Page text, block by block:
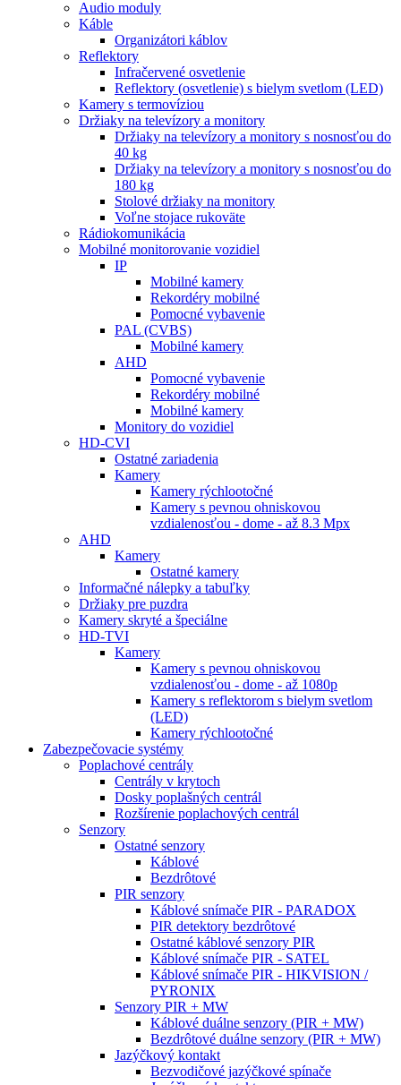
Audio moduly
Káble
Organizátori káblov
Reflektory
Infračervené osvetlenie
Reflektory (osvetlenie) s bielym svetlom (LED)
Kamery s termovíziou
Držiaky na televízory a monitory
Držiaky na televízory a monitory s nosnosťou do
40 kg
Držiaky na televízory a monitory s nosnosťou do
180 kg
Stolové držiaky na monitory
Voľne stojace rukoväte
Rádiokomunikácia
Mobilné monitorovanie vozidiel
IP
Mobilné kamery
Rekordéry mobilné
Pomocné vybavenie
PAL (CVBS)
Mobilné kamery
AHD
Pomocné vybavenie
Rekordéry mobilné
Mobilné kamery
Monitory do vozidiel
HD-CVI
Ostatné zariadenia
Kamery
Kamery rýchlootočné
Kamery s pevnou ohniskovou
vzdialenosťou - dome - až 8.3 Mpx
AHD
Kamery
Ostatné kamery
Informačné nálepky a tabuľky
Držiaky pre puzdra
Kamery skryté a špeciálne
HD-TVI
Kamery
Kamery s pevnou ohniskovou
vzdialenosťou - dome - až 1080p
Kamery s reflektorom s bielym svetlom
(LED)
Kamery rýchlootočné
Zabezpečovacie systémy
Poplachové centrály
Centrály v krytoch
Dosky poplašných centrál
Rozšírenie poplachových centrál
Senzory
Ostatné senzory
Káblové
Bezdrôtové
PIR senzory
Káblové snímače PIR - PARADOX
PIR detektory bezdrôtové
Ostatné káblové senzory PIR
Káblové snímače PIR - SATEL
Káblové snímače PIR - HIKVISION /
PYRONIX
Senzory PIR + MW
Káblové duálne senzory (PIR + MW)
Bezdrôtové duálne senzory (PIR + MW)
Jazýčkový kontakt
Bezvodičové jazýčkové spínače